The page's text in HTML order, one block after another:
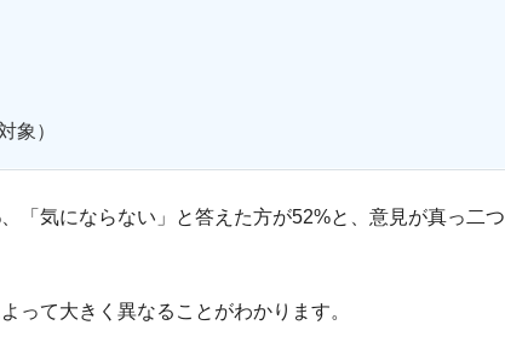
象）
「気にならない」と答えた方が52%と、意見が真っ二つ
って大きく異なることがわかります。